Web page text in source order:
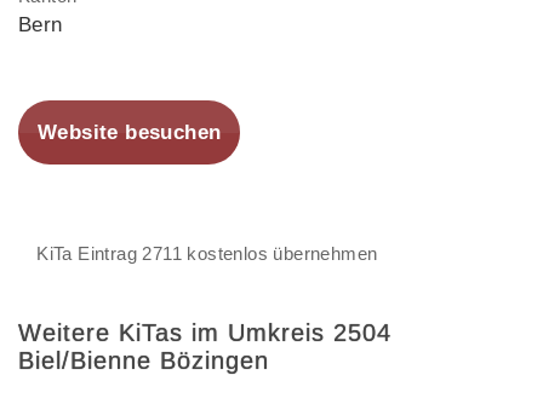
Bern
Website besuchen
KiTa Eintrag 2711 kostenlos übernehmen
Weitere KiTas im Umkreis 2504
Biel/Bienne Bözingen